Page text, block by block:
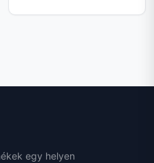
egy helyen